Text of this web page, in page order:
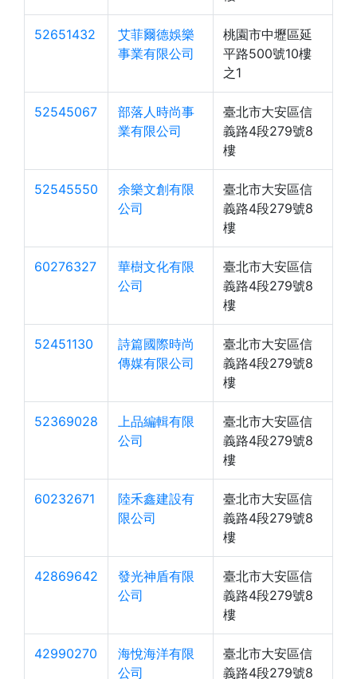
52651432
艾菲爾德娛樂
事業有限公司
桃園市中壢區延
平路500號10樓
之1
52545067
部落人時尚事
業有限公司
臺北市大安區信
義路4段279號8
樓
52545550
余樂文創有限
公司
臺北市大安區信
義路4段279號8
樓
60276327
華樹文化有限
公司
臺北市大安區信
義路4段279號8
樓
52451130
詩篇國際時尚
傳媒有限公司
臺北市大安區信
義路4段279號8
樓
52369028
上品編輯有限
公司
臺北市大安區信
義路4段279號8
樓
60232671
陸禾鑫建設有
限公司
臺北市大安區信
義路4段279號8
樓
42869642
發光神盾有限
公司
臺北市大安區信
義路4段279號8
樓
42990270
海悅海洋有限
公司
臺北市大安區信
義路4段279號8